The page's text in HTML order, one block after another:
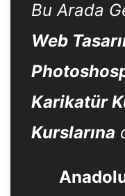
Bu Arada
Web
Karikatür
Kurslarına